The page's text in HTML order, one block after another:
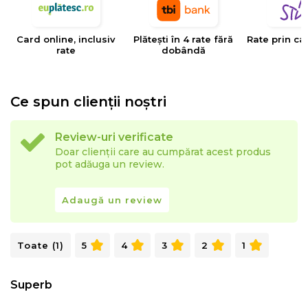
Perna ergonomica - sustine capul, gatul, coloana
Ofera suport total corpului
somnului
Fata de perna detasabila, lavabila
Inchidere cu fermoar;
Mentiuni
Dimensiuni perna ambalata in geanta: (Lxlxh)
58x33x50 cm
Card online, inclusiv
rate
Plătești în 4 rate fără
dobândă
Rate prin
Ce spun clienții noștri
Review-uri verificate
Doar clienții care au cumpărat acest produs
pot adăuga un review.
Adaugă un review
Toate (1) 5 4 3 2 1
Superb